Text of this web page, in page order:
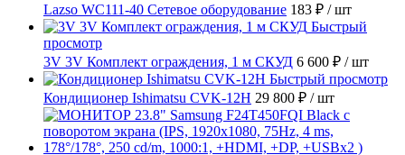
Lazso WC111-40 Сетевое оборудование 183 ₽ / шт
Быстрый
просмотр
3V 3V Комплект ограждения, 1 м СКУД 6 600 ₽ / шт
Быстрый просмотр
Кондиционер Ishimatsu CVK-12H 29 800 ₽ / шт